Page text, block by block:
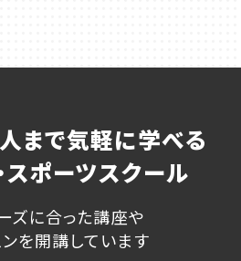
まで気軽に学べる
スポーツスクール
ズに合った講座や
を開講しています